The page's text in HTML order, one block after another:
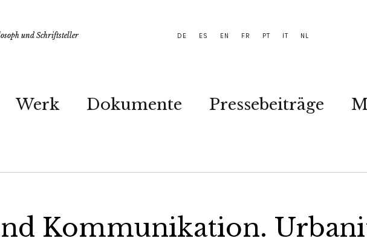
DE ES EN FR PT IT NL
und Schriftsteller
Werk Dokumente Pressebeiträge
Kommunikation.